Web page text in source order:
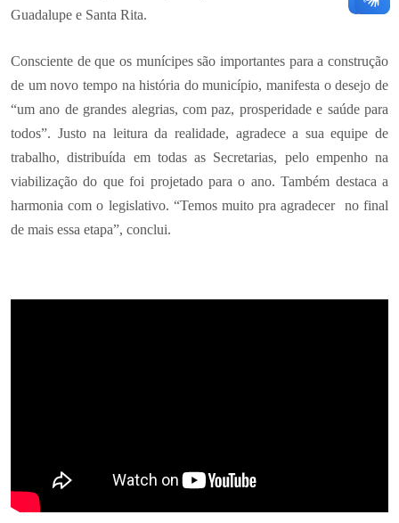
Guadalupe e Santa Rita.
Consciente de que os munícipes são importantes para a construção
de um novo tempo na história do município, manifesta o desejo de
“um ano de grandes alegrias, com paz, prosperidade e saúde para
todos”. Justo na leitura da realidade, agradece a sua equipe de
trabalho, distribuída em todas as Secretarias, pelo empenho na
viabilização do que foi projetado para o ano. Também destaca a
harmonia com o legislativo. “Temos muito pra agradecer no final
de mais essa etapa”, conclui.